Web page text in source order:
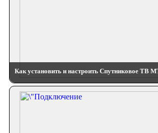
Как установить и настроить Спутниковое ТВ